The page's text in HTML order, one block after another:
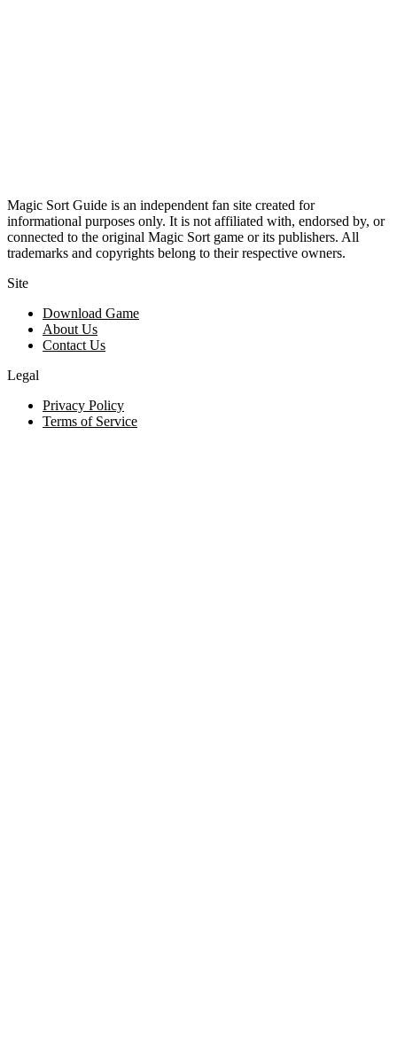
Magic Sort Guide is an independent fan site created for
informational purposes only. It is not affiliated with, endorsed by, or
connected to the original Magic Sort game or its publishers. All
trademarks and copyrights belong to their respective owners.
Site
Download Game
About Us
Contact Us
Legal
Privacy Policy
Terms of Service